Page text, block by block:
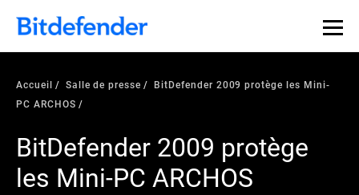
Accueil Salle de presse
BitDefender 2009 protège les Mini-
PC ARCHOS
BitDefender 2009 protège
les Mini-PC ARCHOS